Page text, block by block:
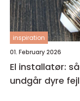
inspiration
01. February 2026
El installatør:
undgår dyre fejl